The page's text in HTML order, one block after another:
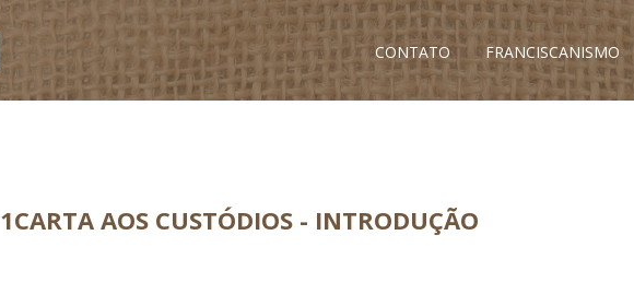
CONTATO FRANCISCANISMO
1CARTA AOS CUSTÓDIOS - INTRODUÇÃO